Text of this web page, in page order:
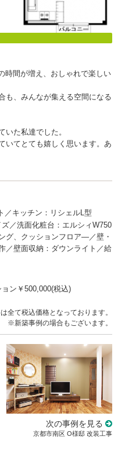
時間が増え、おしゃれで楽しい
も、みんなが集える空間になる
いた私達でした。
いてとても嬉しく思います。あ
／キッチン：リシェルL型
ズ ／洗面化粧台：エルシィW750
グ、クッションフロア―／壁・
／壁面収納：ダウンライト／給
ョン ￥500,000(税込)
全て税込価格となっております。
※新築事例の場合もございます。
次の事例を見る
京都市南区 O様邸 改装工事